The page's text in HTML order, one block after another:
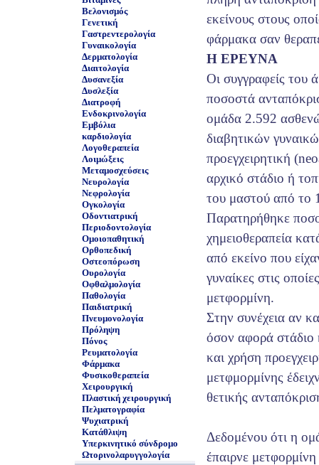
Βελονισμός
Γενετική
Γαστρεντερολογία
Γυναικολογία
Δερματολογία
Διαιτολογία
Δυσανεξία
Δυσλεξία
Διατροφή
Ενδοκρινολογία
Εμβόλια
καρδιολογία
Λογοθεραπεία
Λοιμώξεις
Μεταμοσχεύσεις
Νευρολογία
Νεφρολογία
Ογκολογία
Οδοντιατρική
Περιοδοντολογία
Ομοιοπαθητική
Ορθοπεδική
Οστεοπόρωση
Ουρολογία
Οφθαλμολογία
Παθολογία
Παιδιατρική
Πνευμονολογία
Πρόληψη
Πόνος
Ρευματολογία
Φάρμακα
Φυσικοθεραπεία
Χειρουργική
Πλαστική χειρουργική
Πελματογραφία
Ψυχιατρική
Κατάθλιψη
Υπερκινητικό σύνδρομο
Ωτορινολαρυγγολογία
εκείνους στους
φάρμακα σαν
Η ΕΡΕΥΝΑ
Οι συγγραφείς του
ποσοστά
ομάδα 2.592
διαβητικών
προεγχειρητική
αρχικό στάδιο ή
του μαστού από το
Παρατηρήθηκε
χημειοθεραπεία
από εκείνο που
γυναίκες στις
μετφορμίνη.
Στην συνέχεια αν
όσον αφορά στάδιο
και χρήση
μετφμορμίνης
θετικής
Δεδομένου ότι η
έπαιρνε